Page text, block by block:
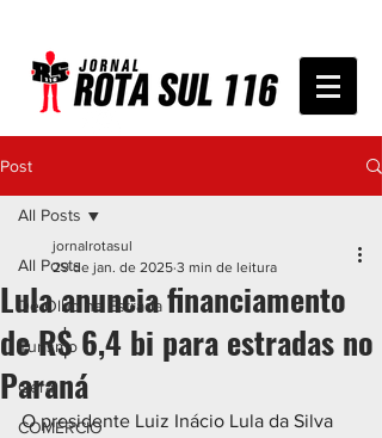
Post
All Posts
De Olho na Estrada
Turismo
Geral
COMÉRCIO
All Posts
Lula anuncia financiamento
de R$ 6,4 bi para estradas no
Paraná
jornalrotasul
29 de jan. de 2025 3 min de leitura
O presidente Luiz Inácio Lula da Silva